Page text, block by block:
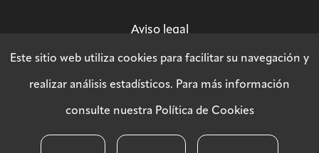
Aviso legal
Política SGSI
Este sitio web utiliza cookies para facilitar su navegación y
realizar análisis estadísticos. Para más información
consulte nuestra Política de Cookies